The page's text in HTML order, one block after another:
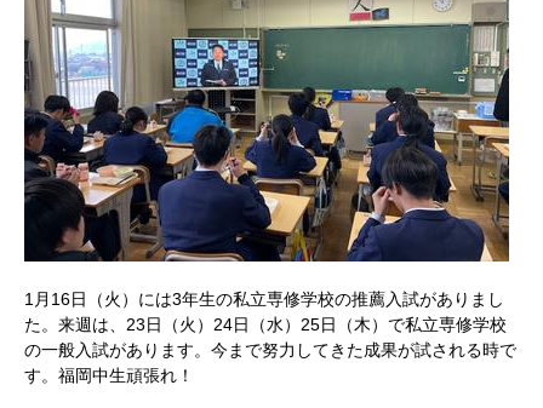
1月16日（火）には3年生の私立専修学校の推薦入試がありまし
た。来週は、23日（火）24日（水）25日（木）で私立専修学校
の一般入試があります。今まで努力してきた成果が試される時で
す。福岡中生頑張れ！